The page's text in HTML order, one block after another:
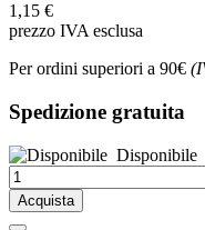
1,15 €
prezzo IVA esclusa
Per ordini superiori a 90€
Spedizione gratuita
Disponibile
Acquista